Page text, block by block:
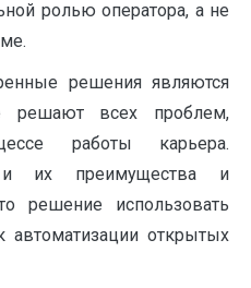
ролью оператора, а не
решения являются
решают всех проблем,
работы карьера.
и их преимущества и
решение использовать
автоматизации открытых